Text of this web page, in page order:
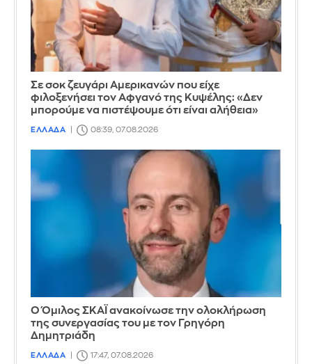
Σε σοκ ζευγάρι Αμερικανών που είχε
φιλοξενήσει τον Αφγανό της Κυψέλης: «Δεν
μπορούμε να πιστέψουμε ότι είναι αλήθεια»
ΕΛΛΑΔΑ 08:39, 07.08.2026
Ο Όμιλος ΣΚΑΪ ανακοίνωσε την ολοκλήρωση
της συνεργασίας του με τον Γρηγόρη
Δημητριάδη
ΕΛΛΑΔΑ 17:47, 07.08.2026